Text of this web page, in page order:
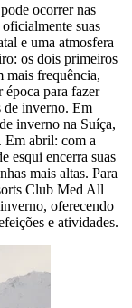
ocorrer nas
oficialmente suas
e uma atmosfera
os dois primeiros
mais frequência,
época para fazer
de inverno. Em
inverno na Suíça,
Em abril: com a
esqui encerra suas
mais altas. Para
Club Med All
oferecendo
e atividades.